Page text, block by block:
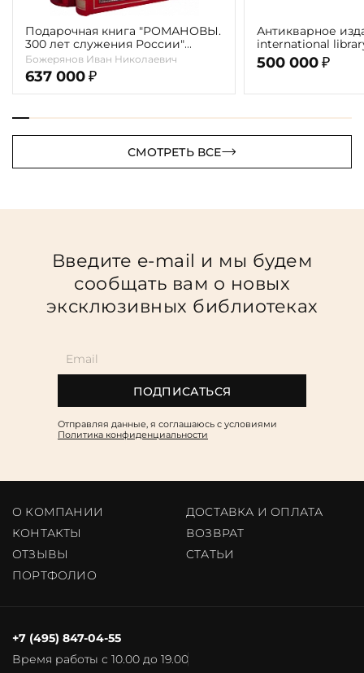
Подарочная книга "РОМАНОВЫ.
300 лет служения России"
Экземпляр № 09 ППМ.17.024
Божерянов Иван Николаевич
637 000 ₽
Антикварное
international
literature" 1898 г.
500 000 ₽
СМОТРЕТЬ ВСЕ
Введите e-mail и мы будем
сообщать вам о новых
эксклюзивных библиотеках
ПОДПИСАТЬСЯ
Отправляя данные, я соглашаюсь c условиями
Политика конфиденциальности
О КОМПАНИИ
ДОСТАВКА И ОПЛАТА
КОНТАКТЫ
ВОЗВРАТ
ОТЗЫВЫ
CТАТЬИ
ПОРТФОЛИО
Время работы с 10.00 до 19.00
+7 (495) 847-04-55